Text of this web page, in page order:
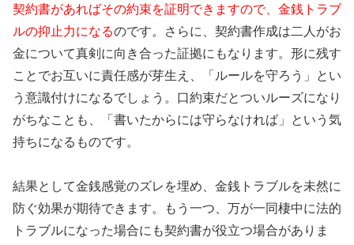
契約書があればその約束を証明できますので、金銭トラブ
ルの抑止力になるのです。さらに、契約書作成は二人がお
金について真剣に向き合った証拠にもなります。形に残す
ことでお互いに責任感が芽生え、「ルールを守ろう」とい
う意識付けになるでしょう。口約束だとついルーズになり
がちなことも、「書いたからには守らなければ」という気
持ちになるものです。
結果として金銭感覚のズレを埋め、金銭トラブルを未然に
防ぐ効果が期待できます。もう一つ、万が一同棲中に法的
トラブルになった場合にも契約書が役立つ場合がありま